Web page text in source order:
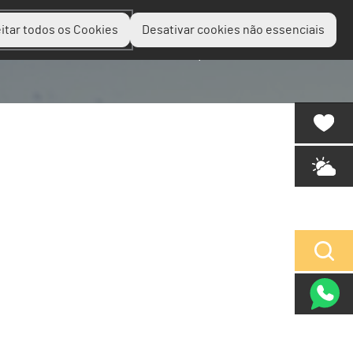
todos os Cookies Desativar cookies não essenciais
Planear Descobrir